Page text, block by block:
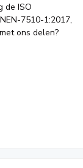
de ISO
7510-1:2017,
ons delen?